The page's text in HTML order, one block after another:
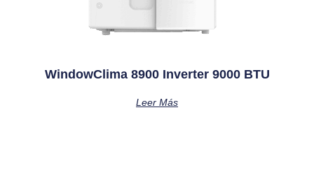
WindowClima 8900 Inverter 9000 BTU
Leer Más